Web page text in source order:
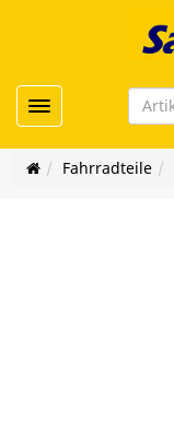
Toggle navigation
Fahrradteile